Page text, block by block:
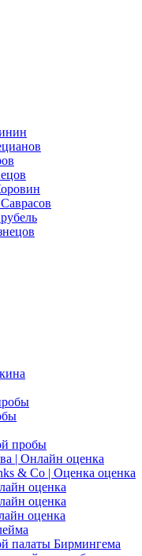
пробы
| Онлайн оценка
& Co | Оценка оценка
оценка
оценка
оценка
палаты Бирмингема